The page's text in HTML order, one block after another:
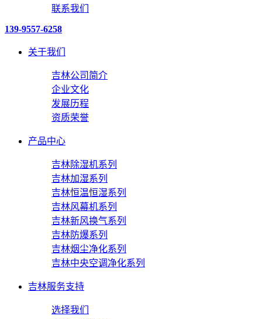
联系我们
139-9557-6258
关于我们
吉林公司简介
企业文化
发展历程
资质荣誉
产品中心
吉林除湿机系列
吉林加湿系列
吉林恒温恒湿系列
吉林风幕机系列
吉林新风换气系列
吉林防爆系列
吉林烟尘净化系列
吉林中央空调净化系列
吉林服务支持
选择我们